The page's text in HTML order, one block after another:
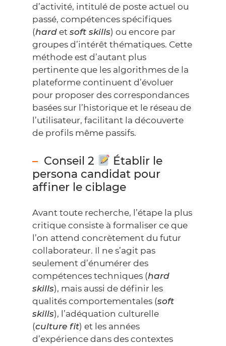
d’activité, intitulé de poste actuel ou
passé, compétences spécifiques
(hard et soft skills) ou encore par
groupes d’intérêt thématiques. Cette
méthode est d’autant plus
pertinente que les algorithmes de la
plateforme continuent d’évoluer
pour proposer des correspondances
basées sur l’historique et le réseau de
l’utilisateur, facilitant la découverte
de profils même passifs.
Conseil 2
Établir le
persona candidat pour
affiner le ciblage
Avant toute recherche, l’étape la plus
critique consiste à formaliser ce que
l’on attend concrètement du futur
collaborateur. Il ne s’agit pas
seulement d’énumérer des
compétences techniques (hard
skills), mais aussi de définir les
qualités comportementales (soft
skills), l’adéquation culturelle
(culture fit) et les années
d’expérience dans des contextes